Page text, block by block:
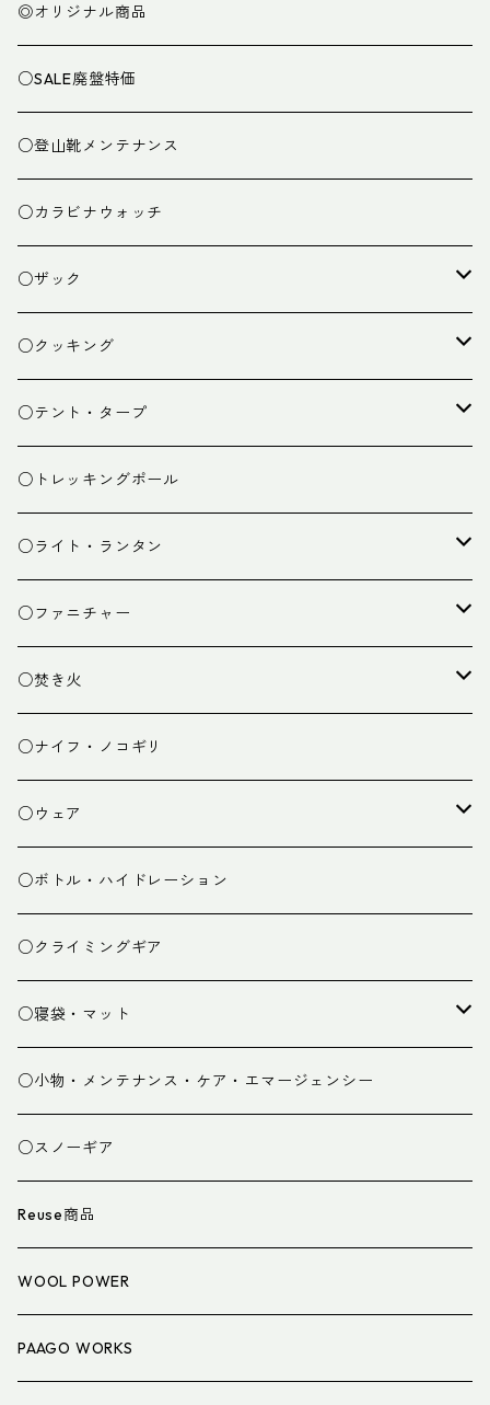
◎オリジナル商品
○SALE廃盤特価
○登山靴メンテナンス
○カラビナウォッチ
○ザック
ザック
スタッフバッグ
ザック小物
○クッキング
クッカー
バーナー
カトラリー
クッキング小物
○テント・タープ
テント
タープ
ペグ・ハンマー・小物
○トレッキングポール
○ライト・ランタン
ライト
ランタン
○ファニチャー
テーブル
チェア
○焚き火
焚き火台
焚き火小物
○ナイフ・ノコギリ
○ウェア
ミドルレイヤー
ベースレイヤー
パンツ
グローブ
スパッツ・ゲイター
衣類小物
アイウェア
○ボトル・ハイドレーション
○クライミングギア
○寝袋・マット
寝袋
マット
寝具小物
○小物・メンテナンス・ケア・エマージェンシー
○スノーギア
Reuse商品
WOOL POWER
PAAGO WORKS